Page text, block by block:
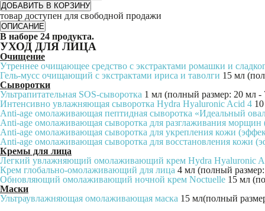
ДОБАВИТЬ В КОРЗИНУ
товар доступен для свободной продажи
ОПИСАНИЕ
В наборе 24 продукта.
УХОД ДЛЯ ЛИЦА
Очищение
Утреннее очищающее средство с экстрактами ромашки и
Гель-мусс очищающий с экстрактами ириса и таволги 15 мл
Сыворотки
Ультрапитательная SOS-сыворотка 1 мл (полный размер: 20 мл -
Интенсивно увлажняющая сыворотка Hydra Hyaluronic Acid 4
Anti-age омолаживающая пептидная сыворотка «Идеальный
Anti-age омолаживающая сыворотка для разглаживания морщин
Anti-age омолаживающая сыворотка для укрепления кожи
Anti-age омолаживающая сыворотка для восстановления кожи
Кремы для лица
Легкий увлажняющий омолаживающий крем Hydra Hyaluronic
Крем глобально-омолаживающий для лица 4 мл (полный
Обновляющий омолаживающий ночной крем Noctuelle 15 мл
Маски
Ультраувлажняющая омолаживающая маска 15 мл(полный